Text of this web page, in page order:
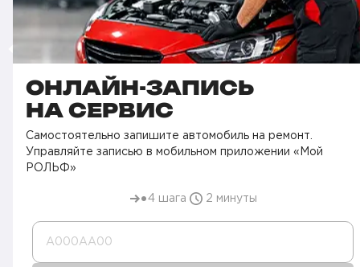
ОНЛАЙН-ЗАПИСЬ
НА СЕРВИС
Самостоятельно запишите автомобиль на ремонт.
Управляйте записью в мобильном приложении «Мой
РОЛЬФ»
4 шага 2 минуты
А000AA00